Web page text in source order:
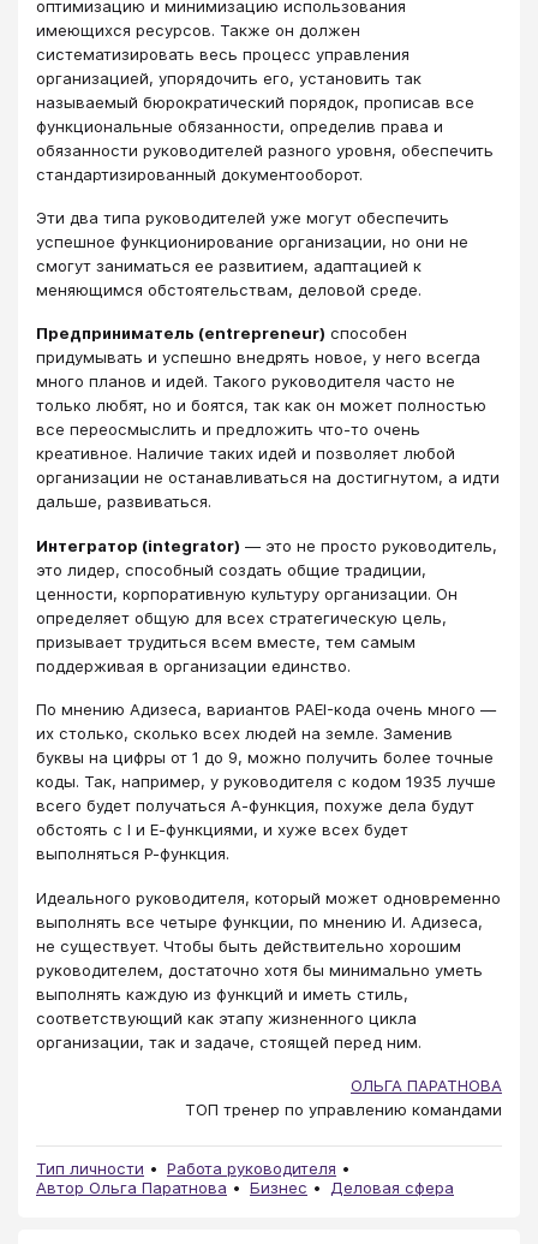
оптимизацию и минимизацию использования
имеющихся ресурсов. Также он должен
систематизировать весь процесс управления
организацией, упорядочить его, установить так
называемый бюрократический порядок, прописав все
функциональные обязанности, определив права и
обязанности руководителей разного уровня, обеспечить
стандартизированный документооборот.
Эти два типа руководителей уже могут обеспечить
успешное функционирование организации, но они не
смогут заниматься ее развитием, адаптацией к
меняющимся обстоятельствам, деловой среде.
Предприниматель (entrepreneur) способен
придумывать и успешно внедрять новое, у него всегда
много планов и идей. Такого руководителя часто не
только любят, но и боятся, так как он может полностью
все переосмыслить и предложить что-то очень
креативное. Наличие таких идей и позволяет любой
организации не останавливаться на достигнутом, а идти
дальше, развиваться.
Интегратор (integrator) — это не просто руководитель,
это лидер, способный создать общие традиции,
ценности, корпоративную культуру организации. Он
определяет общую для всех стратегическую цель,
призывает трудиться всем вместе, тем самым
поддерживая в организации единство.
По мнению Адизеса, вариантов PAEI-кода очень много —
их столько, сколько всех людей на земле. Заменив
буквы на цифры от 1 до 9, можно получить более точные
коды. Так, например, у руководителя с кодом 1935 лучше
всего будет получаться А-функция, похуже дела будут
обстоять с I и Е-функциями, и хуже всех будет
выполняться Р-функция.
Идеального руководителя, который может одновременно
выполнять все четыре функции, по мнению И. Адизеса,
не существует. Чтобы быть действительно хорошим
руководителем, достаточно хотя бы минимально уметь
выполнять каждую из функций и иметь стиль,
соответствующий как этапу жизненного цикла
организации, так и задаче, стоящей перед ним.
ОЛЬГА ПАРАТНОВА
ТОП тренер по управлению командами
Тип личности
Работа руководителя
Автор Ольга Паратнова
Бизнес Деловая сфера